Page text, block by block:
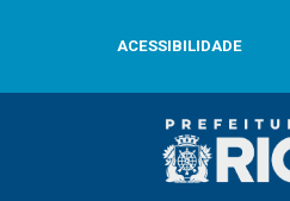
ACESSIBILIDADE